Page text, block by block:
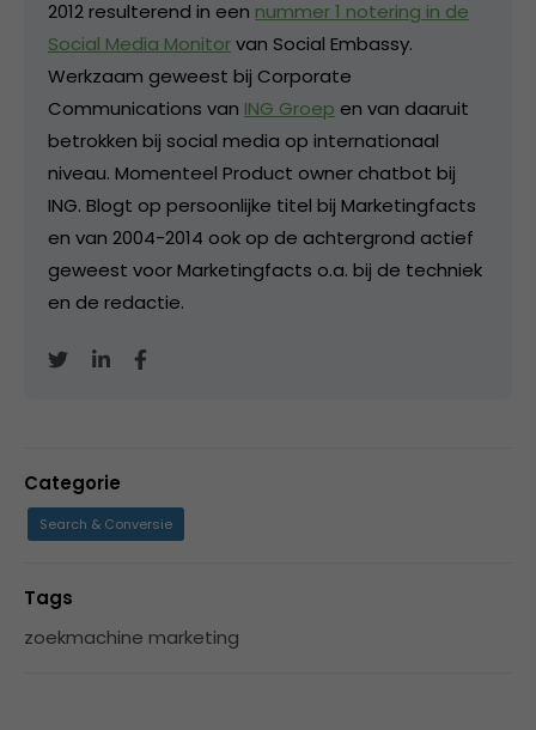
2012 resulterend in een nummer 1 notering in de
Social Media Monitorvan Social Embassy.
Werkzaam geweest bij Corporate
Communications van ING Groep en van daaruit
betrokken bij social media op internationaal
niveau. Momenteel Product owner chatbot bij
ING. Blogt op persoonlijke titel bij Marketingfacts
en van 2004-2014 ook op de achtergrond actief
geweest voor Marketingfacts o.a. bij de techniek
en de redactie.
Categorie
Search & Conversie
Tags
zoekmachine marketing